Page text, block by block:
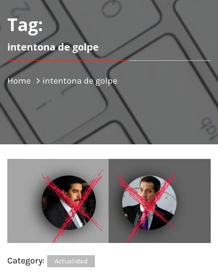
Tag:
intentona de golpe
Home intentona de golpe
Category: Actualidad